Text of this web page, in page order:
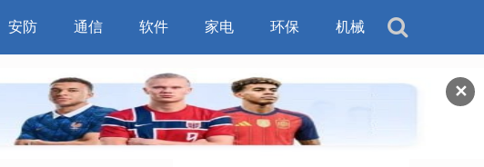
✕
安防 通信 软件 家电 环保 机械